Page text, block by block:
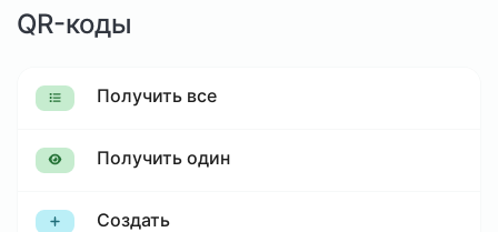
QR-коды
Получить все
Получить один
Создать